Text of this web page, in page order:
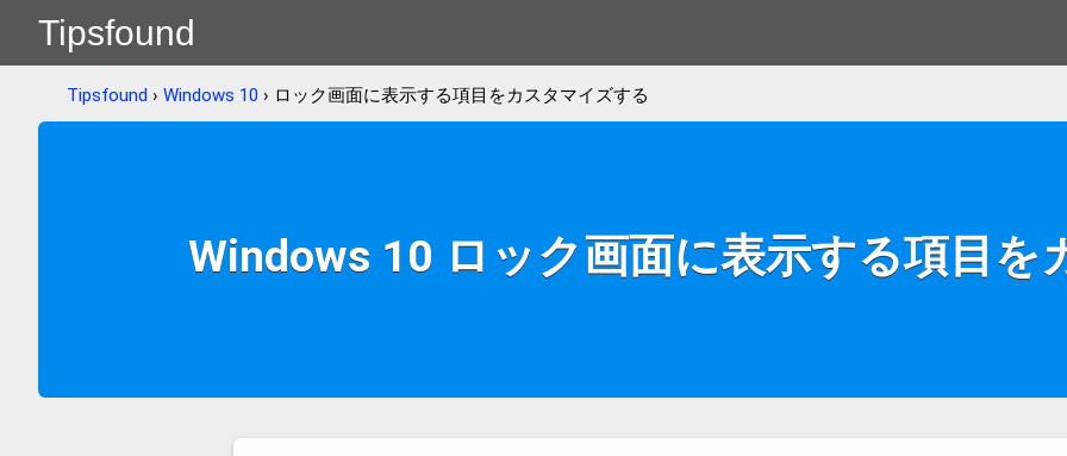
Tipsfound
Tipsfound › Windows 10 › ロック画面に表示する項目をカスタマイズする
Windows 10 ロック画面に表示する項目を